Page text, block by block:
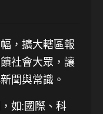
，擴大轄區報
社會大眾，讓
聞與常識。
，如:國際、科